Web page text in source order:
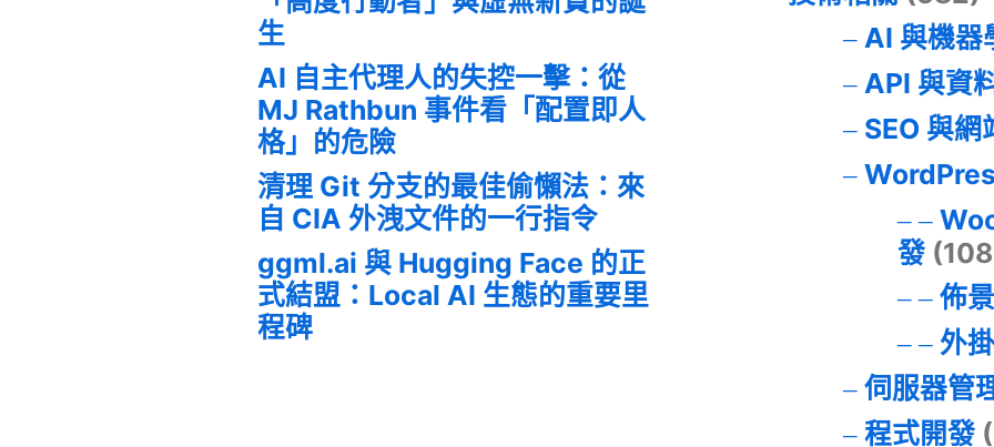
生
AI 自主代理人的失控一擊：從
MJ Rathbun 事件看「配置即人
格」的危險
清理 Git 分支的最佳偷懶法：來
自 CIA 外洩文件的一行指令
ggml.ai 與 Hugging Face 的正
式結盟：Local AI 生態的重要里
程碑
AI 與機器
API 與資
SEO 與網
發
佈
外
伺服器管
程式開發